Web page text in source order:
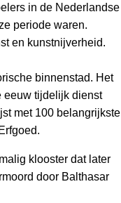
in de Nederlandse
periode waren.
en kunstnijverheid.
binnenstad. Het
eeuw tijdelijk dienst
met 100 belangrijkste
klooster dat later
door Balthasar